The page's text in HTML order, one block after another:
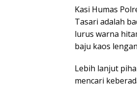
Kasi Humas
Tasari adalah
lurus warna
baju kaos
Lebih lanjut
mencari